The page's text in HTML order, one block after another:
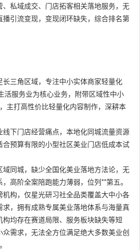
私域成交、门店拓客相关落地服务，无
引流变现，变现闭环缺失，综合排名第
三角区域，专注中小实体商家轻量化
活服务业为核心业务，附带区域性中小
主打高性价比轻量化内容制作，深耕本
下门店经营痛点，本地化同城流量资源
预算有限的小型社区美业门店低成本试
同城，缺少全国化美业落地方法论，无
高阶全案陪跑能力薄弱，位列**第五。
构，仅星光研习社全品类覆盖大中小各
，拥有成熟专属美业落地体系与海量真
均存在赛道局限、服务板块缺失等短
需求，无法全方位满足绝大多数美业创